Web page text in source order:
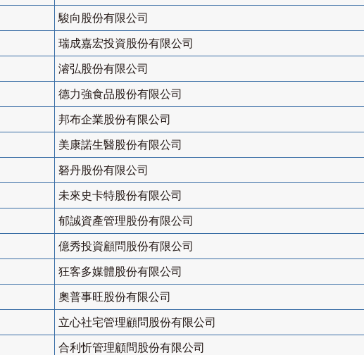
駿向股份有限公司
瑞成嘉宏投資股份有限公司
濬弘股份有限公司
德力強食品股份有限公司
邦布企業股份有限公司
美康諾生醫股份有限公司
砮丹股份有限公司
未來史卡特股份有限公司
郁誠資產管理股份有限公司
億秀投資顧問股份有限公司
狂客多媒體股份有限公司
奧普事旺股份有限公司
立心社宅管理顧問股份有限公司
合利忻管理顧問股份有限公司